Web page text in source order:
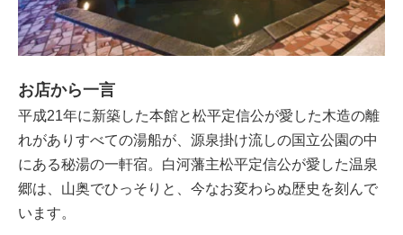
お店から一言
平成21年に新築した本館と松平定信公が愛した木造の離
れがありすべての湯船が、源泉掛け流しの国立公園の中
にある秘湯の一軒宿。白河藩主松平定信公が愛した温泉
郷は、山奥でひっそりと、今なお変わらぬ歴史を刻んで
います。